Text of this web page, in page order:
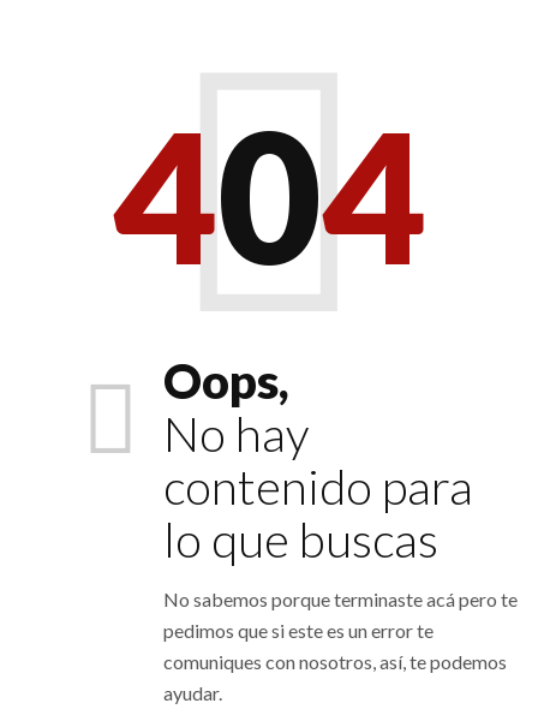
404
Oops,
No hay
contenido para
lo que buscas
No sabemos porque terminaste acá pero te
pedimos que si este es un error te
comuniques con nosotros, así, te podemos
ayudar.